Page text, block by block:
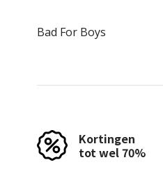
Bad For Boys
Kortingen
tot wel 70%